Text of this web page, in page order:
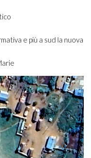
e più a sud la nuova